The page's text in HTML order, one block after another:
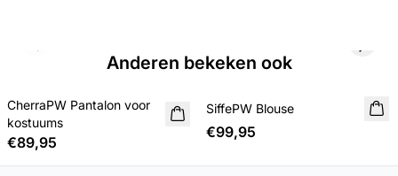
Anderen bekeken ook
NIEUWE
CherraPW Pantalon voor
kostuums
€89,95
NIEUWE
SiffePW Blouse
€99,95
Previous slide Next